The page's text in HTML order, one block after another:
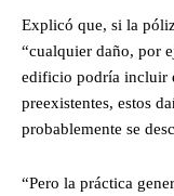
Explicó que, si la
“cualquier daño, por
edificio podría incluir
preexistentes, estos
probablemente se
“Pero la práctica